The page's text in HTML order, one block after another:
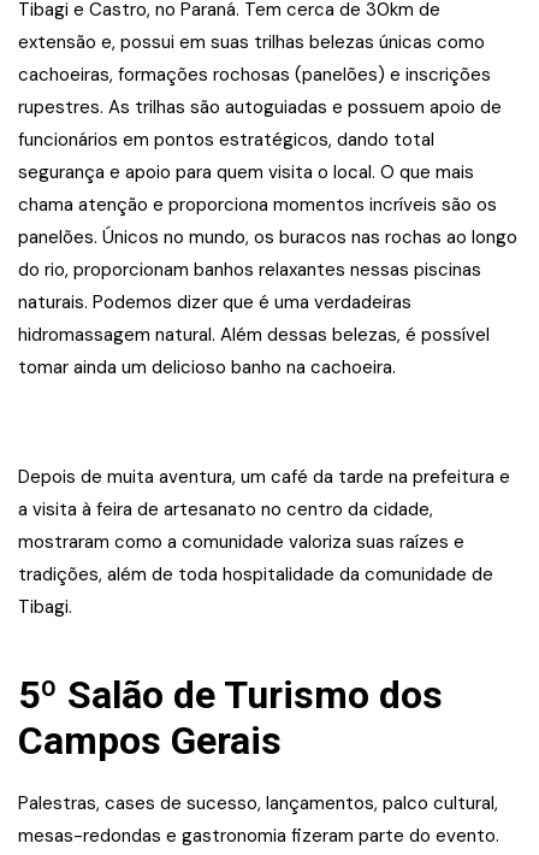
Tibagi e Castro, no Paraná. Tem cerca de 30km de
extensão e, possui em suas trilhas belezas únicas como
cachoeiras, formações rochosas (panelões) e inscrições
rupestres. As trilhas são autoguiadas e possuem apoio de
funcionários em pontos estratégicos, dando total
segurança e apoio para quem visita o local. O que mais
chama atenção e proporciona momentos incríveis são os
panelões. Únicos no mundo, os buracos nas rochas ao longo
do rio, proporcionam banhos relaxantes nessas piscinas
naturais. Podemos dizer que é uma verdadeiras
hidromassagem natural. Além dessas belezas, é possível
tomar ainda um delicioso banho na cachoeira.
Depois de muita aventura, um café da tarde na prefeitura e
a visita à feira de artesanato no centro da cidade,
mostraram como a comunidade valoriza suas raízes e
tradições, além de toda hospitalidade da comunidade de
Tibagi.
5º Salão de Turismo dos
Campos Gerais
Palestras, cases de sucesso, lançamentos, palco cultural,
mesas-redondas e gastronomia fizeram parte do evento.